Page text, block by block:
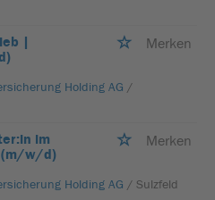
|
Merken
Holding AG /
im
(m/w/d)
Merken
Holding AG / Sulzfeld